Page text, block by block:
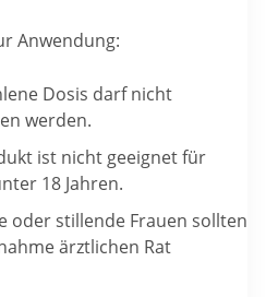
Anwendung:
Dosis darf nicht
werden.
ist nicht geeignet für
18 Jahren.
oder stillende Frauen sollten
ärztlichen Rat